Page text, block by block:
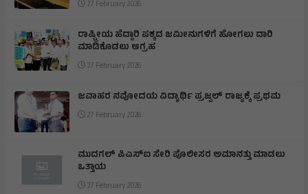
27 February 2026
ರಾಷ್ಟ್ರೀಯ ಹೆದ್ದಾರಿ ಪಕ್ಕದ ಜಮೀನುಗಳಿಗೆ ಹೋಗಲು ದಾರಿ
ಮಾಡಿಕೊಡಲು ಆಗ್ರಹ
27 February 2026
ಜವಾಹರ ನವೋದಯ ವಿದ್ಯಾರ್ಥಿ ಪ್ರಜ್ವಲ್ ರಾಜ್ಯಕ್ಕೆ ಪ್ರಥಮ
27 February 2026
ಮುದಗಲ್ ಪಿಎಸ್‌ಐ ಸೇರಿ ಪೊಲೀಸರ ಅಮಾನತ್ತು ಮಾಡಲು
ಒತ್ತಾಯ
27 February 2026